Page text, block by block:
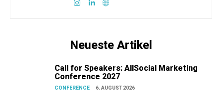
Neueste Artikel
Call for Speakers: AllSocial Marketing
Conference 2027
CONFERENCE 6. AUGUST 2026